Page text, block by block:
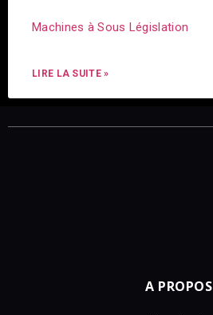
Machines à Sous Législation
LIRE LA SUITE »
A PROPOS